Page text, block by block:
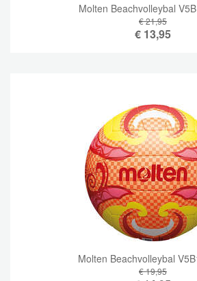
Molten Beachvolleybal
€ 21,95
€ 13,95
Molten Beachvolleybal
€ 19,95